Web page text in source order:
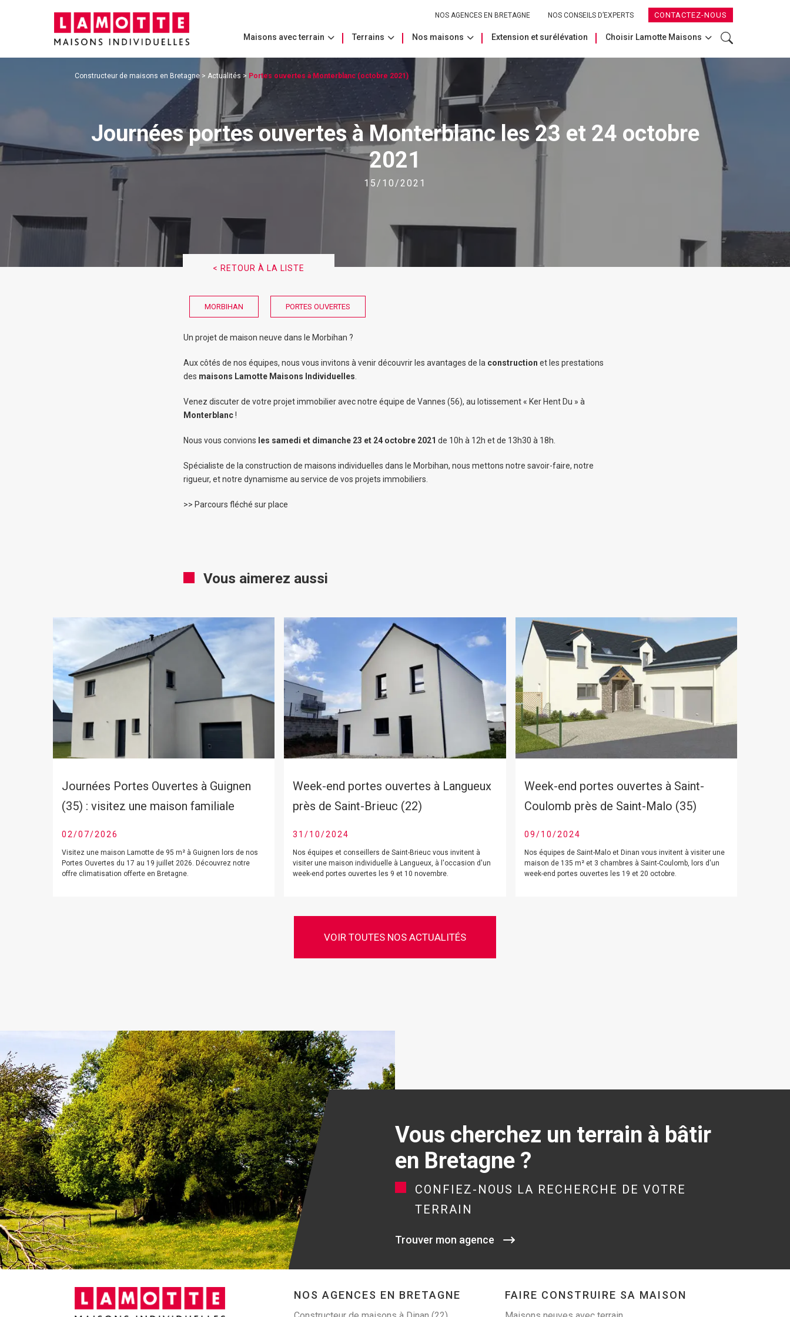
NOS AGENCES EN BRETAGNE NOS CONSEILS D’EXPERTS CONTACTEZ-NOUS
Maisons avec terrain Terrains Nos maisons Extension et surélévation Choisir Lamotte Maisons
Constructeur de maisons en Bretagne > Actualités > Portes ouvertes à Monterblanc (octobre 2021)
Journées portes ouvertes à Monterblanc les 23 et 24 octobre
2021
15/10/2021
< RETOUR À LA LISTE
MORBIHAN PORTES OUVERTES
Un projet de maison neuve dans le Morbihan ?
Aux côtés de nos équipes, nous vous invitons à venir découvrir les avantages de la construction et les prestations
des maisons Lamotte Maisons Individuelles
Venez discuter de votre projet immobilier avec notre équipe de Vannes (56), au lotissement « Ker Hent Du » à
Monterblanc!
Nous vous convions les samedi et dimanche 23 et 24 octobre 2021 de 10h à 12h et de 13h30 à 18h.
Spécialiste de la construction de maisons individuelles dans le Morbihan, nous mettons notre savoir-faire, notre
rigueur, et notre dynamisme au service de vos projets immobiliers.
>> Parcours fléché sur place
Vous aimerez aussi
Journées Portes Ouvertes à Guignen
(35) : visitez une maison familiale
02/07/2026
Visitez une maison Lamotte de 95 m² à Guignen lors de nos
Portes Ouvertes du 17 au 19 juillet 2026. Découvrez notre
offre climatisation offerte en Bretagne.
Week-end portes ouvertes à Langueux
près de Saint-Brieuc (22)
31/10/2024
Nos équipes et conseillers de Saint-Brieuc vous invitent à
visiter une maison individuelle à Langueux, à l'occasion d'un
week-end portes ouvertes les 9 et 10 novembre.
Week-end portes ouvertes à Saint-
Coulomb près de Saint-Malo (35)
09/10/2024
Nos équipes de Saint-Malo et Dinan vous invitent à visiter une
maison de 135 m² et 3 chambres à Saint-Coulomb, lors d'un
week-end portes ouvertes les 19 et 20 octobre.
VOIR TOUTES NOS ACTUALITÉS
Vous cherchez un terrain à bâtir
en Bretagne ?
CONFIEZ-NOUS LA RECHERCHE DE VOTRE
TERRAIN
Trouver mon agence
NOS AGENCES EN BRETAGNE FAIRE CONSTRUIRE SA MAISON